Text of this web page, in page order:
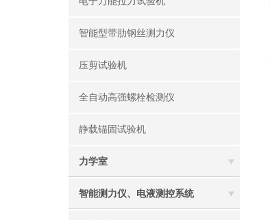
智能型带肋钢丝测力仪
压剪试验机
全自动高强螺栓检测仪
静载锚固试验机
力学室
智能测力仪、电液测控系统